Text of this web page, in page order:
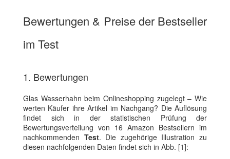
Bewertungen & Preise der Bestseller
im Test
1. Bewertungen
Glas Wasserhahn beim Onlineshopping zugelegt – Wie
werten Käufer ihre Artikel im Nachgang? Die Auflösung
findet sich in der statistischen Prüfung der
Bewertungsverteilung von 16 Amazon Bestsellern im
nachkommenden Test. Die zugehörige Illustration zu
diesen nachfolgenden Daten findet sich in Abb. [1]: